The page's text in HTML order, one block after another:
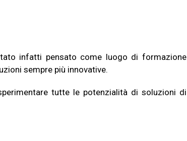
infatti pensato come luogo di formazione
sempre più innovative.
tutte le potenzialità di soluzioni di